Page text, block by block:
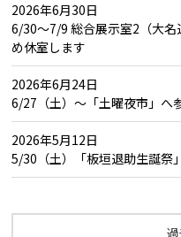
2026年6月30日
6/30～7/9 総合展示室2（大
め休室します
2026年6月24日
6/27（土）～「土曜夜市」へ
2026年5月12日
5/30（土）「板垣退助生誕祭